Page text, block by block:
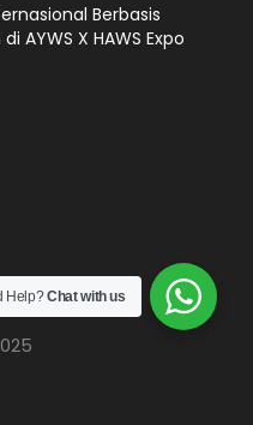
Berbasis
AYWS X HAWS Expo
Help?Chat with us